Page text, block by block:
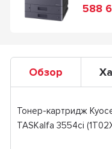
588
Обзор
Тонер-картридж
TASKalfa 3554ci